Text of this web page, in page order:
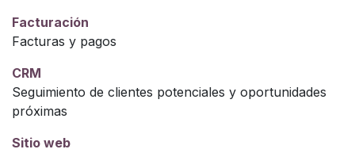
Facturación
Facturas y pagos
CRM
Seguimiento de clientes potenciales y oportunidades
próximas
Sitio web